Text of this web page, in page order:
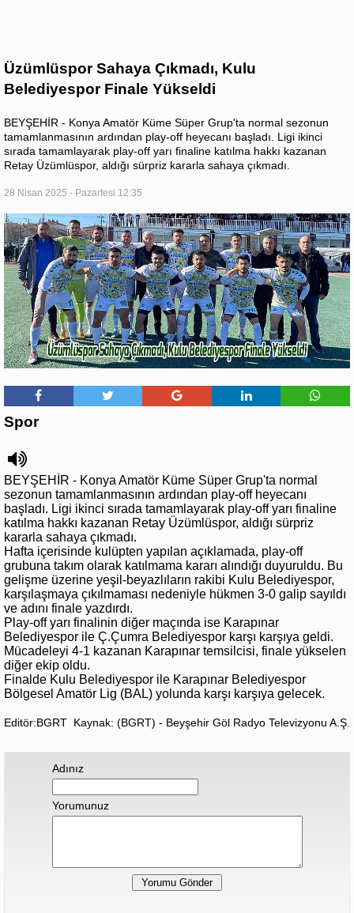
Üzümlüspor Sahaya Çıkmadı, Kulu
Belediyespor Finale Yükseldi
BEYŞEHİR - Konya Amatör Küme Süper Grup'ta normal sezonun
tamamlanmasının ardından play-off heyecanı başladı. Ligi ikinci
sırada tamamlayarak play-off yarı finaline katılma hakkı kazanan
Retay Üzümlüspor, aldığı sürpriz kararla sahaya çıkmadı.
28 Nisan 2025 - Pazartesi 12:35
Spor
BEYŞEHİR - Konya Amatör Küme Süper Grup'ta normal
sezonun tamamlanmasının ardından play-off heyecanı
başladı. Ligi ikinci sırada tamamlayarak play-off yarı finaline
katılma hakkı kazanan Retay Üzümlüspor, aldığı sürpriz
kararla sahaya çıkmadı.
Hafta içerisinde kulüpten yapılan açıklamada, play-off
grubuna takım olarak katılmama kararı alındığı duyuruldu. Bu
gelişme üzerine yeşil-beyazlıların rakibi Kulu Belediyespor,
karşılaşmaya çıkılmaması nedeniyle hükmen 3-0 galip sayıldı
ve adını finale yazdırdı.
Play-off yarı finalinin diğer maçında ise Karapınar
Belediyespor ile Ç.Çumra Belediyespor karşı karşıya geldi.
Mücadeleyi 4-1 kazanan Karapınar temsilcisi, finale yükselen
diğer ekip oldu.
Finalde Kulu Belediyespor ile Karapınar Belediyespor
Bölgesel Amatör Lig (BAL) yolunda karşı karşıya gelecek.
Editör:BGRT Kaynak: (BGRT) - Beyşehir Göl Radyo Televizyonu A.Ş.
Adınız
Yorumunuz